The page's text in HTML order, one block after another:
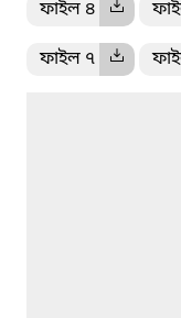
ফাইল ৪
ফাইল ৭